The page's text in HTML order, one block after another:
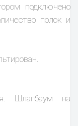
подключено
полок и
Шлагбаум на